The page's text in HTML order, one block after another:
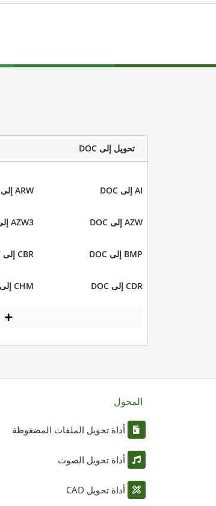
تحويل إلى DOC
AI إلى DOC ARW إلى DOC
AZW إلى DOC AZW3 إلى DOC
BMP إلى DOC CBR إلى DOC
CDR إلى DOC CHM إلى DOC
المحول
أداة تحويل الملفات المضغوطة
أداة تحويل الصوت
أداة تحويل CAD